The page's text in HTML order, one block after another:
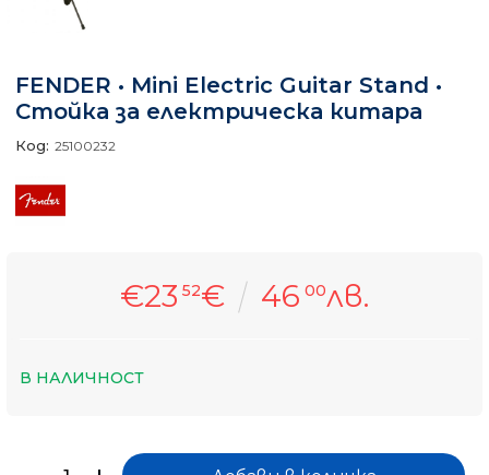
FENDER • Mini Electric Guitar Stand •
Стойка за електрическа китара
Код: 25100232
€23 52€ 46 00лв.
В НАЛИЧНОСТ